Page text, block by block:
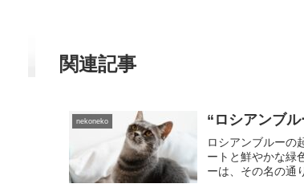
関連記事
nekoneko “ロシアンブ
ロシアンブルーの
ートと鮮やかな緑
ーは、その名の通